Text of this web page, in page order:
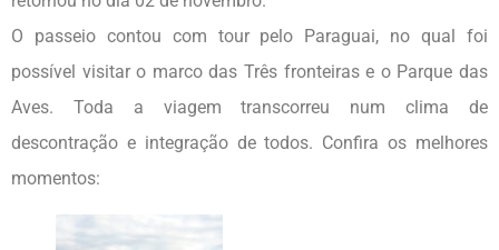
O passeio contou com tour pelo Paraguai, no qual foi
possível visitar o marco das Três fronteiras e o Parque das
Aves. Toda a viagem transcorreu num clima de
descontração e integração de todos. Confira os melhores
momentos: